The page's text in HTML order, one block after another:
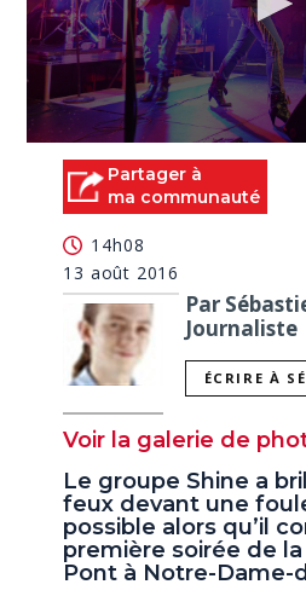
seconds Partager à
ma communauté
14h08
13 août 2016
Par
Journaliste
ÉCRIRE À
Voir la galerie de
Le groupe Shine a
feux devant une
possible alors qu’il
première soirée de
Pont à Notre-Dame-